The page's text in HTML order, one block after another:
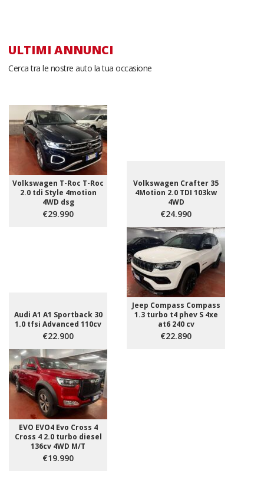
ULTIMI ANNUNCI
Cerca tra le nostre auto la tua occasione
Volkswagen T-Roc T-Roc
2.0 tdi Style 4motion
4WD dsg
€29.990
Volkswagen Crafter 35
4Motion 2.0 TDI 103kw
4WD
€24.990
Audi A1 A1 Sportback 30
1.0 tfsi Advanced 110cv
€22.900
Jeep Compass Compass
1.3 turbo t4 phev S 4xe
at6 240 cv
€22.890
EVO EVO4 Evo Cross 4
Cross 4 2.0 turbo diesel
136cv 4WD M/T
€19.990